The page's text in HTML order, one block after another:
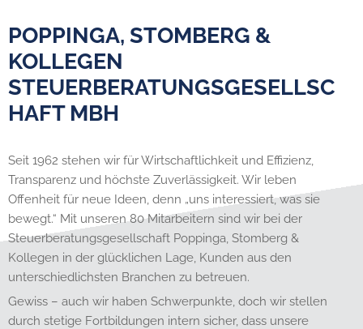
POPPINGA, STOMBERG &
KOLLEGEN
STEUERBERATUNGSGESELLSC
HAFT MBH
Seit 1962 stehen wir für Wirtschaftlichkeit und Effizienz,
Transparenz und höchste Zuverlässigkeit. Wir leben
Offenheit für neue Ideen, denn „uns interessiert, was sie
bewegt.“ Mit unseren 80 Mitarbeitern sind wir bei der
Steuerberatungsgesellschaft Poppinga, Stomberg &
Kollegen in der glücklichen Lage, Kunden aus den
unterschiedlichsten Branchen zu betreuen.
Gewiss – auch wir haben Schwerpunkte, doch wir stellen
durch stetige Fortbildungen intern sicher, dass unsere